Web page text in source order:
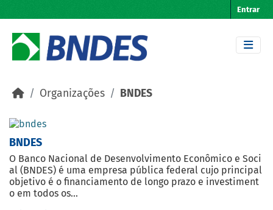
Entrar
Organizações BNDES
BNDES
O Banco Nacional de Desenvolvimento Econômico e Soci
al (BNDES) é uma empresa pública federal cujo principal
objetivo é o financiamento de longo prazo e investiment
o em todos os...